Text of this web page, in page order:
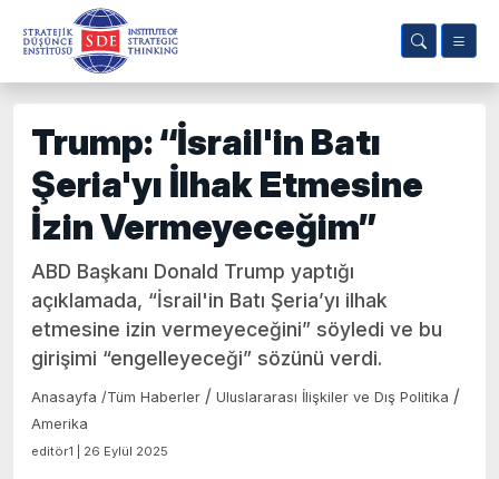
Trump: “İsrail'in Batı
Şeria'yı İlhak Etmesine
İzin Vermeyeceğim”
ABD Başkanı Donald Trump yaptığı
açıklamada, “İsrail'in Batı Şeria’yı ilhak
etmesine izin vermeyeceğini” söyledi ve bu
girişimi “engelleyeceği” sözünü verdi.
Anasayfa /Tüm Haberler / Uluslararası İlişkiler ve Dış Politika /
Amerika
editör1 | 26 Eylül 2025